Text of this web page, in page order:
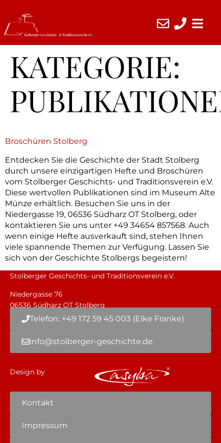
KATEGORIE:
Broschüren Stolberg
Entdecken Sie die Geschichte der Stadt Stolberg
durch unsere einzigartigen Hefte und Broschüren
vom Stolberger Geschichts- und Traditionsverein e.V.
Diese wertvollen Publikationen sind im Museum Alte
Münze erhältlich. Besuchen Sie uns in der
Niedergasse 19, 06536 Südharz OT Stolberg, oder
kontaktieren Sie uns unter +49 34654 857568. Auch
wenn einige Hefte ausverkauft sind, stehen Ihnen
viele spannende Themen zur Verfügung. Lassen Sie
sich von der Geschichte Stolbergs begeistern!
Stolberger Geschichts- und Traditionsverein e.V.
Niedergasse 76
06536 Südharz OT Stolberg
Telefon: +49 172 59 45 003 (Elke Franke)
info@stolberger-geschichte.de
Design by
Kontakt
Impressum